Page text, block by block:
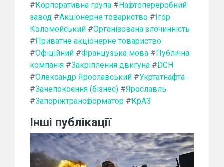
# Корпоративна група # Нафтопереробний
завод #Акціонерне товариство # Ігор
Коломойський #Організована злочинність
# Приватне акціонерне товариство
#Офіційний #Французька мова # Публічна
компанія #Закріплення двигуна # DCH
#Олександр Ярославський #Укртатнафта
#Занепокоєння (бізнес) #Ярославль
#Запоріжтрансформатор # КрАЗ
Інші публікації